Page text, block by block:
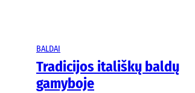
BALDAI
Tradicijos itališkų baldų
gamyboje